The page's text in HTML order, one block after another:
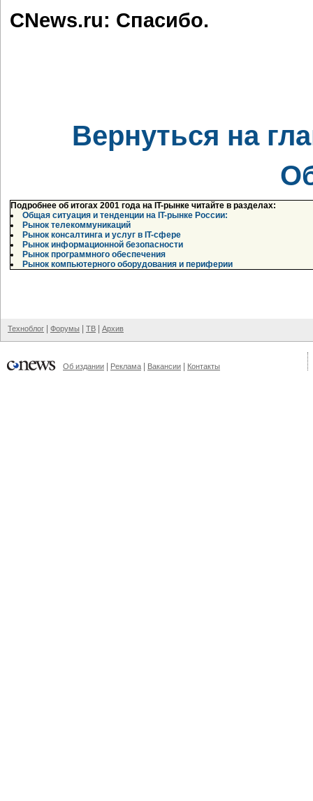
CNews.ru: Спасибо.
Вернуться на
Подробнее об итогах 2001 года на IT-рынке читайте в разделах:
Общая ситуация и тенденции на IT-рынке России:
Рынок телекоммуникаций
Рынок консалтинга и услуг в IT-сфере
Рынок информационной безопасности
Рынок программного обеспечения
Рынок компьютерного оборудования и периферии
Техноблог Форумы ТВ Архив
Об издании Реклама Вакансии Контакты